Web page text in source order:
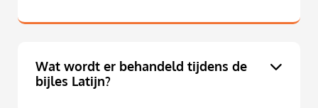
Wat wordt er behandeld tijdens de
bijles Latijn?